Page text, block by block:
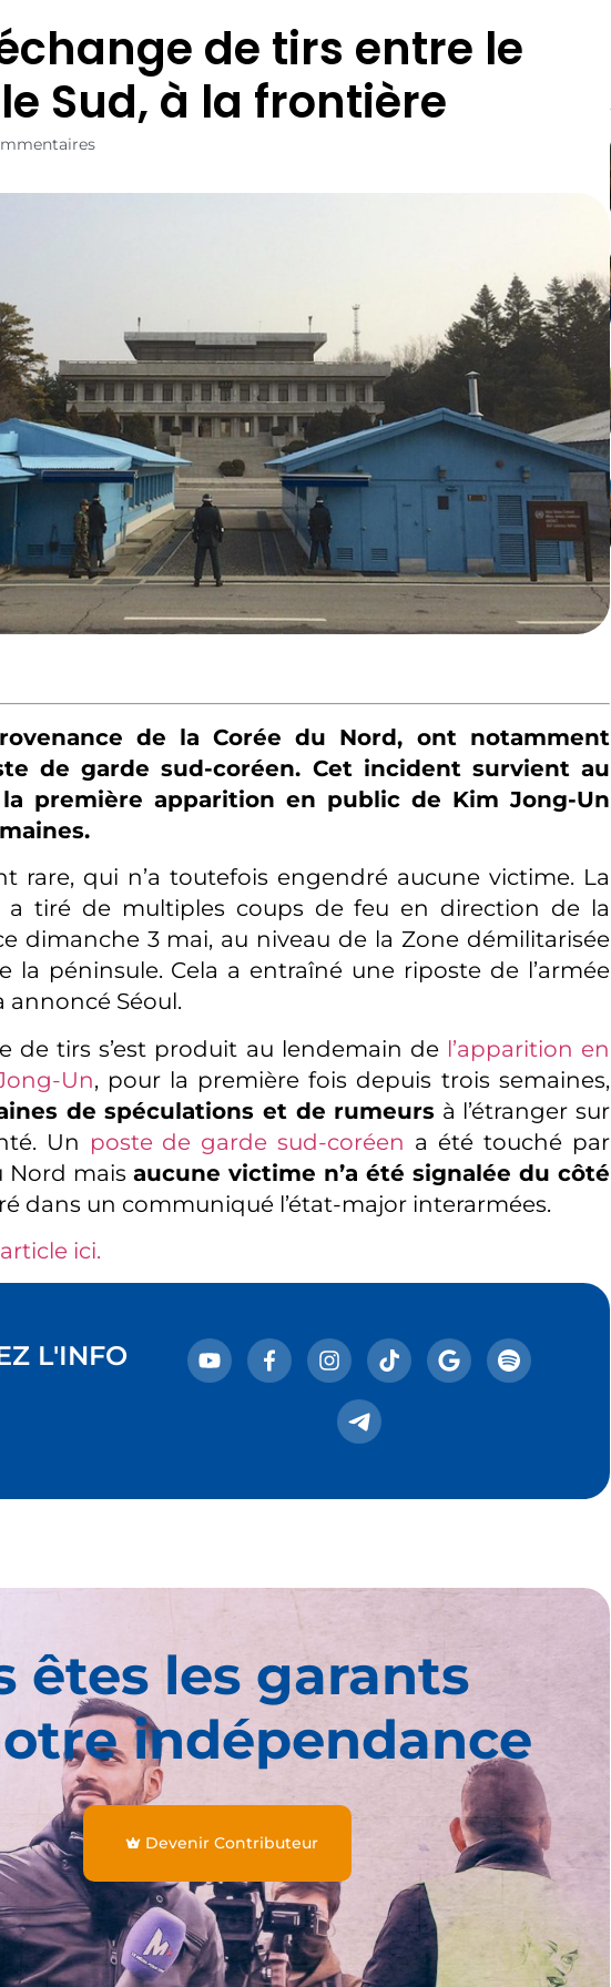
de tirs entre le
Sud, à la frontière
de la Corée du Nord, ont notamment
de garde sud-coréen. Cet incident survient au
première apparition en public de Kim Jong-Un
rare, qui n’a toutefois engendré aucune victime. La
a tiré de multiples coups de feu en direction de la
dimanche 3 mai, au niveau de la Zone démilitarisée
la péninsule. Cela a entraîné une riposte de l’armée
annoncé Séoul.
de tirs s’est produit au lendemain de l’apparition en
Un, pour la première fois depuis trois semaines,
de spéculations et de rumeurs à l’étranger sur
Un poste de garde sud-coréen a été touché par
Nord mais aucune victime n’a été signalée du côté
dans un communiqué l’état-major interarmées.
ici.
L'INFO
êtes les garants
indépendance
Devenir Contributeur